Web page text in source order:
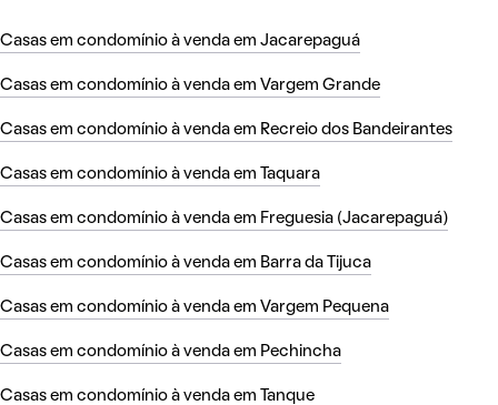
Casas em condomínio à venda em Jacarepaguá
Casas em condomínio à venda em Vargem Grande
Casas em condomínio à venda em Recreio dos Bandeirantes
Casas em condomínio à venda em Taquara
Casas em condomínio à venda em Freguesia (Jacarepaguá)
Casas em condomínio à venda em Barra da Tijuca
Casas em condomínio à venda em Vargem Pequena
Casas em condomínio à venda em Pechincha
Casas em condomínio à venda em Tanque